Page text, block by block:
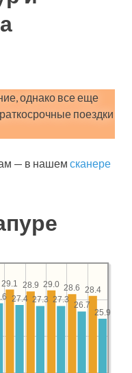
однако все еще
поездки
— в нашем сканере